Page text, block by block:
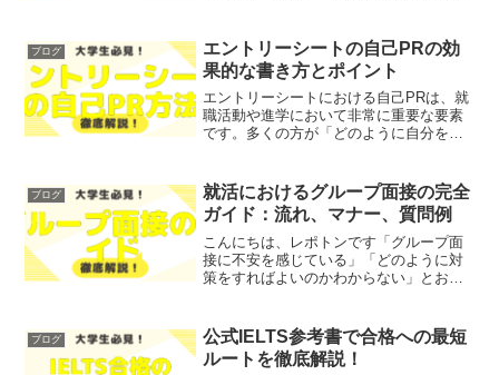
PayPayで申し込む方法と支払い手続き
を、わかりやすく解...
ブログ
エントリーシートの自己PRの効
果的な書き方とポイント
エントリーシートにおける自己PRは、就
職活動や進学において非常に重要な要素
です。多くの方が「どのように自分をア
しょうか？そこで今回は、効果的な自己
PRの書き方とそのポ...
ブログ
就活におけるグループ面接の完全
ガイド：流れ、マナー、質問例
こんにちは、レポトンです「グループ面
接に不安を感じている」「どのように対
策をすればよいのかわからない」とお悩
どを、わかりやすく解説します！レポト
ンこの記事は次のような人...
ブログ
公式IELTS参考書で合格への最短
ルートを徹底解説！